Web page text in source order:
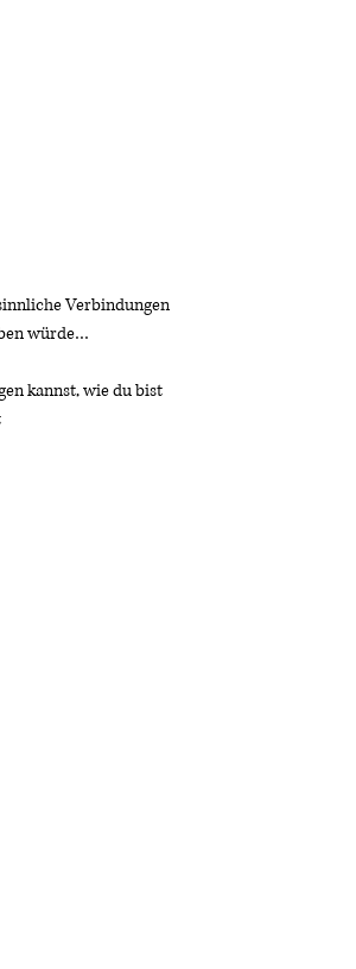
Verbindungen
würde…
kannst, wie du bist